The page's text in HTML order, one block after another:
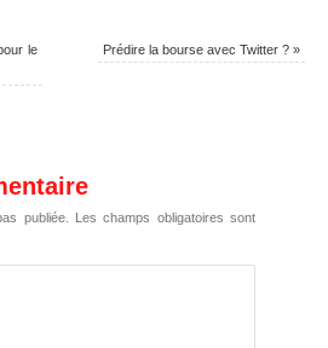
le
Prédire la bourse avec Twitter ?»
publiée.
Les champs obligatoires sont